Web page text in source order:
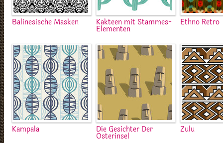
Balinesische Masken Kakteen mit Stammes-
Elementen
Ethno Retro
Kampala Die Gesichter Der
Osterinsel
Zulu